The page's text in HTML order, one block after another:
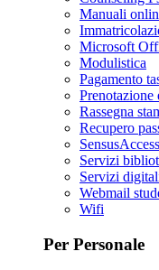
Manuali
Microsoft
Modulistica
Pagamento
Prenotazione
Rassegna
Recupero
SensusAccess
Servizi
Servizi
Webmail
Wifi
Per Personale